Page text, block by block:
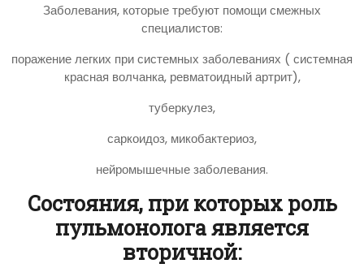
Заболевания, которые требуют помощи смежных
специалистов:
поражение легких при системных заболеваниях ( системная
красная волчанка, ревматоидный артрит),
туберкулез,
саркоидоз, микобактериоз,
нейромышечные заболевания.
Состояния, при которых роль
пульмонолога является
вторичной: